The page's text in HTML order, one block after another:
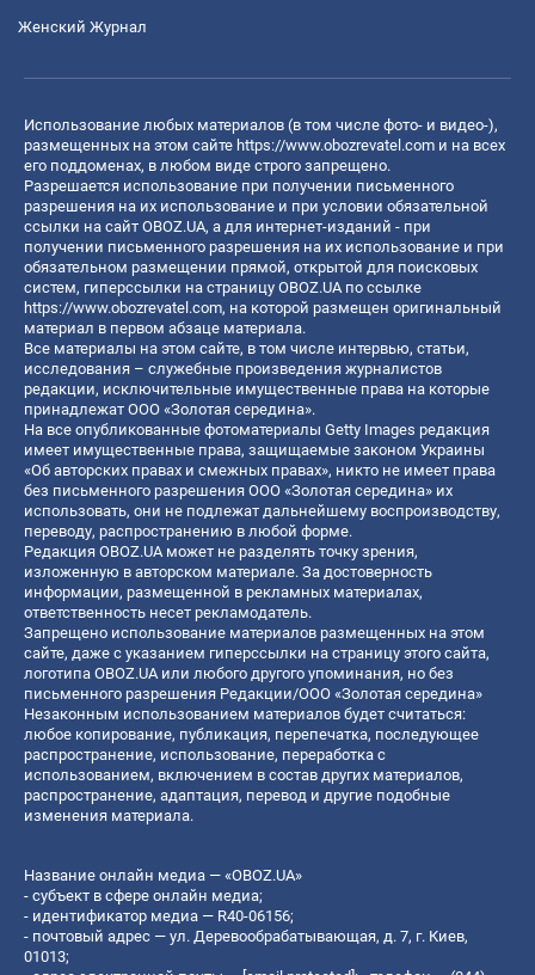
Женский Журнал
Использование любых материалов (в том числе фото- и видео-),
размещенных на этом сайте https://www.obozrevatel.com и на всех
его поддоменах, в любом виде строго запрещено.
Разрешается использование при получении письменного
разрешения на их использование и при условии обязательной
ссылки на сайт OBOZ.UA, а для интернет-изданий - при
получении письменного разрешения на их использование и при
обязательном размещении прямой, открытой для поисковых
систем, гиперссылки на страницу OBOZ.UA по ссылке
https://www.obozrevatel.com, на которой размещен оригинальный
материал в первом абзаце материала.
Все материалы на этом сайте, в том числе интервью, статьи,
исследования – служебные произведения журналистов
редакции, исключительные имущественные права на которые
принадлежат ООО «Золотая середина».
На все опубликованные фотоматериалы Getty Images редакция
имеет имущественные права, защищаемые законом Украины
«Об авторских правах и смежных правах», никто не имеет права
без письменного разрешения ООО «Золотая середина» их
использовать, они не подлежат дальнейшему воспроизводству,
переводу, распространению в любой форме.
Редакция OBOZ.UA может не разделять точку зрения,
изложенную в авторском материале. За достоверность
информации, размещенной в рекламных материалах,
ответственность несет рекламодатель.
Запрещено использование материалов размещенных на этом
сайте, даже с указанием гиперссылки на страницу этого сайта,
логотипа OBOZ.UA или любого другого упоминания, но без
письменного разрешения Редакции/ООО «Золотая середина»
Незаконным использованием материалов будет считаться:
любое копирование, публикация, перепечатка, последующее
распространение, использование, переработка с
использованием, включением в состав других материалов,
распространение, адаптация, перевод и другие подобные
изменения материала.
Название онлайн медиа — «OBOZ.UA»
- субъект в сфере онлайн медиа;
- идентификатор медиа — R40-06156;
- почтовый адрес — ул. Деревообрабатывающая, д. 7, г. Киев,
01013;